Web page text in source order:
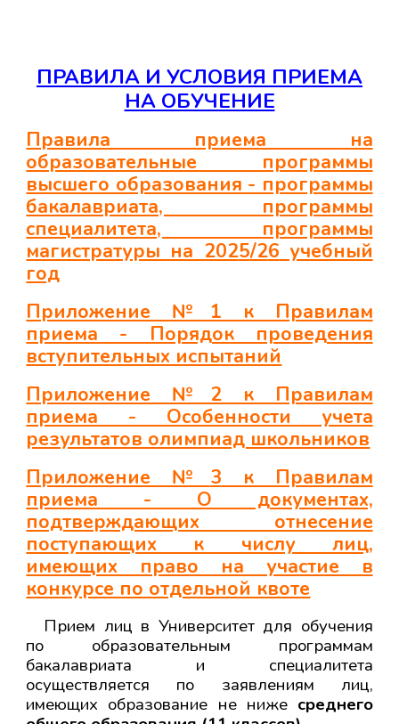
ПРАВИЛА И УСЛОВИЯ ПРИЕМА
НА ОБУЧЕНИЕ
Правила приема на
образовательные программы
высшего образования - программы
бакалавриата, программы
специалитета, программы
магистратуры на 2025/26 учебный
год
Приложение №1 к Правилам
приема - Порядок проведения
вступительных испытаний
Приложение №2 к Правилам
приема - Особенности учета
результатов олимпиад школьников
Приложение № 3 к Правилам
приема - О документах,
подтверждающих отнесение
поступающих к числу лиц,
имеющих право на участие в
конкурсе по отдельной квоте
Прием лиц в Университет для обучения
по образовательным программам
бакалавриата и специалитета
осуществляется по заявлениям лиц,
имеющих образование не ниже среднего